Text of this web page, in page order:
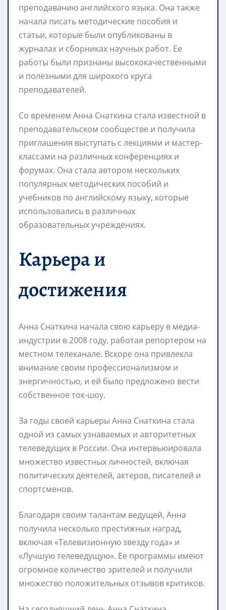
преподаванию английского языка. Она также
начала писать методические пособия и
статьи, которые были опубликованы в
журналах и сборниках научных работ. Ее
работы были признаны высококачественными
и полезными для широкого круга
преподавателей.
Со временем Анна Снаткина стала известной в
преподавательском сообществе и получила
приглашения выступать с лекциями и мастер-
классами на различных конференциях и
форумах. Она стала автором нескольких
популярных методических пособий и
учебников по английскому языку, которые
использовались в различных
образовательных учреждениях.
Карьера и
достижения
Анна Снаткина начала свою карьеру в медиа-
индустрии в 2008 году, работая репортером на
местном телеканале. Вскоре она привлекла
внимание своим профессионализмом и
энергичностью, и ей было предложено вести
собственное ток-шоу.
За годы своей карьеры Анна Снаткина стала
одной из самых узнаваемых и авторитетных
телеведущих в России. Она интервьюировала
множество известных личностей, включая
политических деятелей, актеров, писателей и
спортсменов.
Благодаря своим талантам ведущей, Анна
получила несколько престижных наград,
включая «Телевизионную звезду года» и
«Лучшую телеведущую». Ее программы имеют
огромное количество зрителей и получили
множество положительных отзывов критиков.